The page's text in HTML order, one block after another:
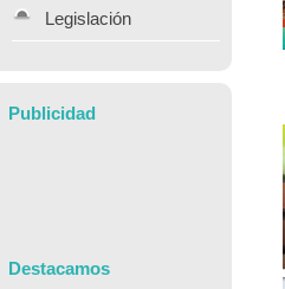
Legislación
Publicidad
Destacamos